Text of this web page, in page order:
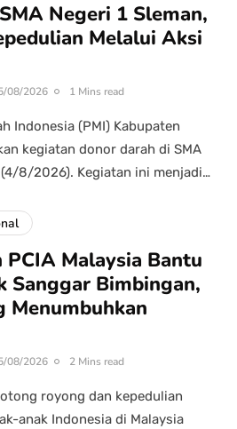
Negeri 1 Sleman,
Melalui Aksi
08/2026 1 Mins read
Indonesia (PMI) Kabupaten
kegiatan donor darah di SMA
(4/8/2026). Kegiatan ini menjadi…
PCIA Malaysia Bantu
Sanggar Bimbingan,
Menumbuhkan
08/2026 2 Mins read
royong dan kepedulian
anak Indonesia di Malaysia